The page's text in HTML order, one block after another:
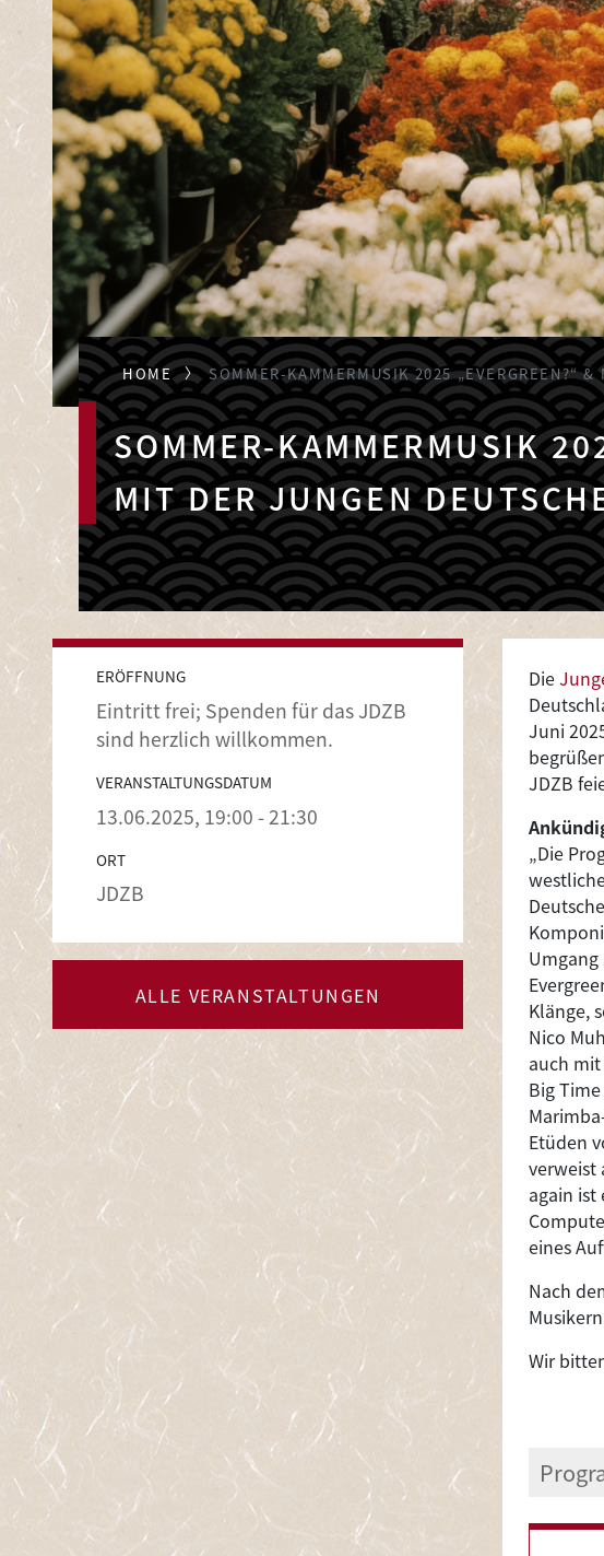
HOME SOMMER-KAMMERMUSIK 2025 „EVERGREEN?“
SOMMER-KAMMERMUSIK
MIT DER JUNGEN
ERÖFFNUNG
Eintritt frei; Spenden für das JDZB
sind herzlich willkommen.
VERANSTALTUNGSDATUM
13.06.2025, 19:00 - 21:30
ORT
JDZB
ALLE VERANSTALTUNGEN
Die
Juni
JDZB
„Die
Klänge,
Nico
auch
Big
Etüden
verweist
again ist
eines
Nach
Wir